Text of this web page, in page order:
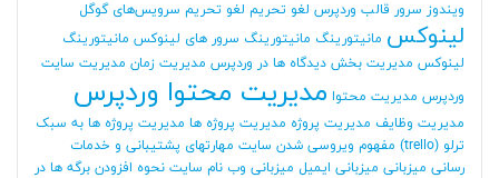
ویندوز سرور قالب وردپرس لغو تحریم لغو تحریم سرویس‌های گوگل
لینوکس مانیتورینگ مانیتورینگ سرور های لینوکس مانیتورینگ
لینوکس مدیریت بخش دیدگاه ها در وردپرس مدیریت زمان مدیریت سایت
وردپرس مدیریت محتوا مدیریت محتوا وردپرس
مدیریت وظایف مدیریت پروژه مدیریت پروژه ها مدیریت پروژه ها به سبک
ترلو (trello)
مفهوم ویروسی شدن سایت مهارتهای پشتیبانی و خدمات
رسانی میزبانی میزبانی ایمیل میزبانی وب نام سایت نحوه افزودن برگه ها در